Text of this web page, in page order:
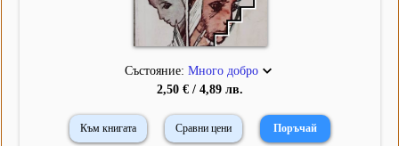
Състояние: Много добро
2,50 € / 4,89 лв.
Към книгата Сравни цени